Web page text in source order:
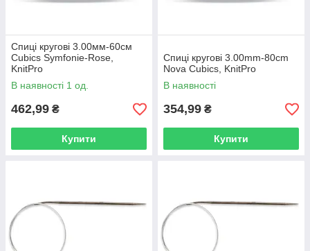
Спиці кругові 3.00мм-60см
Cubics Symfonie-Rose,
KnitPro
В наявності 1 од.
462,99 ₴
Купити
Спиці кругові 3.00mm-80cm
Nova Cubics, KnitPro
В наявності
354,99 ₴
Купити